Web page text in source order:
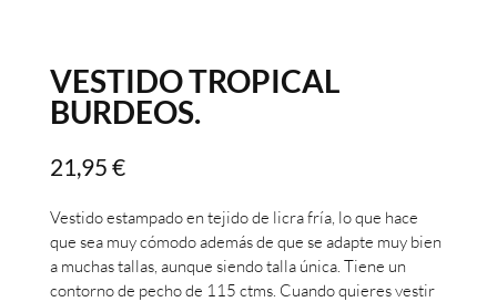
VESTIDO TROPICAL
BURDEOS.
21,95 €
Vestido estampado en tejido de licra fría, lo que hace
que sea muy cómodo además de que se adapte muy bien
a muchas tallas, aunque siendo talla única. Tiene un
contorno de pecho de 115 ctms. Cuando quieres vestir